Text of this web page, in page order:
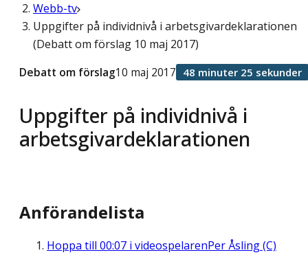
Webb-tv
Uppgifter på individnivå i arbetsgivardeklarationen
(Debatt om förslag 10 maj 2017)
Uppgifter på individnivå i
arbetsgivardeklarationen
Debatt om förslag10 maj 2017 48 minuter 25 sekunder
Anförandelista
Hoppa till 00:07 i videospelarenPer Åsling (C)